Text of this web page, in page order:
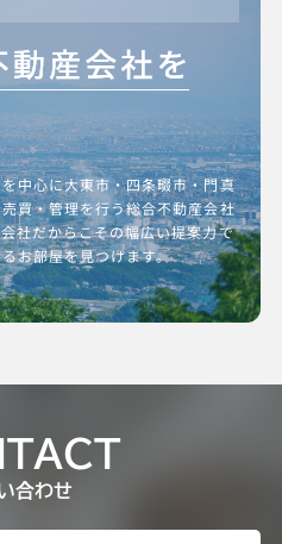
中心に大東市・四条畷市・門真
買・管理を行う総合不動産会社
社だからこその幅広い提案力で
お部屋を見つけます。
合わせ